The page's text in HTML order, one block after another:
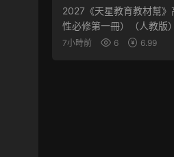
2027《天星教育教材幫》
性必修第一冊）（人教版）
7小時前 6 6.99